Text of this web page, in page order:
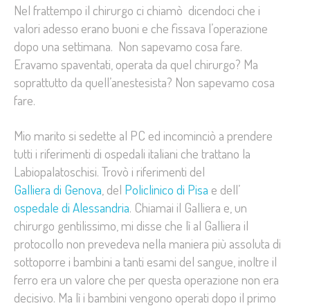
Nel frattempo il chirurgo ci chiamò dicendoci che i
valori adesso erano buoni e che fissava l’operazione
dopo una settimana. Non sapevamo cosa fare.
Eravamo spaventati, operata da quel chirurgo? Ma
soprattutto da quell’anestesista? Non sapevamo cosa
fare.
Mio marito si sedette al PC ed incominciò a prendere
tutti i riferimenti di ospedali italiani che trattano la
Labiopalatoschisi. Trovò i riferimenti del
Galliera di Genova , del Policlinico di Pisa e dell’
ospedale di Alessandria. Chiamai il Galliera e, un
chirurgo gentilissimo, mi disse che lì al Galliera il
protocollo non prevedeva nella maniera più assoluta di
sottoporre i bambini a tanti esami del sangue, inoltre il
ferro era un valore che per questa operazione non era
decisivo. Ma lì i bambini vengono operati dopo il primo